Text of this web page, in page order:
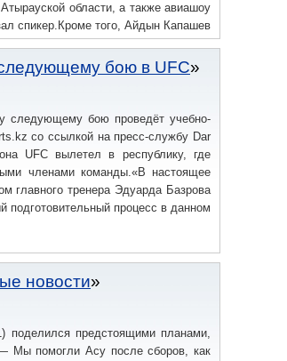
области, а также авиашоу
спикер.Кроме того, Айдын Капашев
отклик у международной
бою в UFC
следующему бою проведёт учебно-
со ссылкой на пресс-службу Dar
UFC вылетел в республику, где
членами команды.«В настоящее
главного тренера Эдуарда Базрова
подготовительный процесс в данном
новости
поделился предстоящими планами,
Мы помогли Асу после сборов, как